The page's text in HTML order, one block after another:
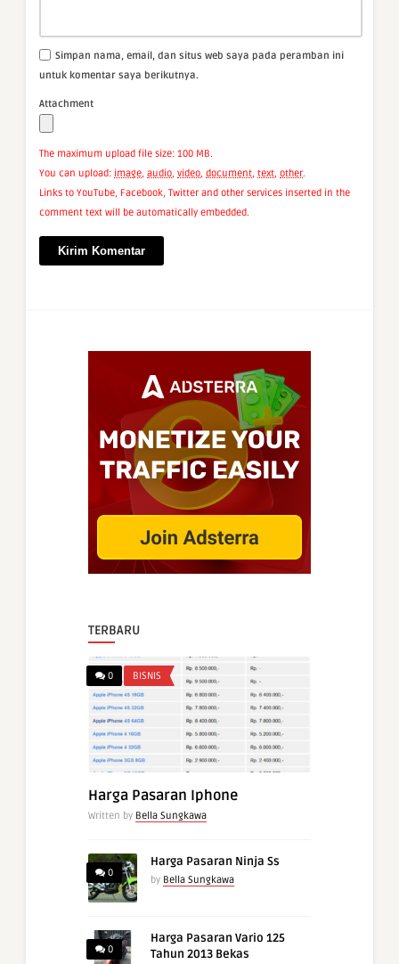
Simpan nama, email, dan situs web saya pada peramban ini
untuk komentar saya berikutnya.
Attachment
The maximum upload file size: 100 MB.
You can upload: image, audio, video, document, text, other.
Links to YouTube, Facebook, Twitter and other services inserted in the
comment text will be automatically embedded.
TERBARU
0 BISNIS
Harga Pasaran Iphone
Written by Bella Sungkawa
0
Harga Pasaran Ninja Ss
by Bella Sungkawa
0
Harga Pasaran Vario 125
Tahun 2013 Bekas